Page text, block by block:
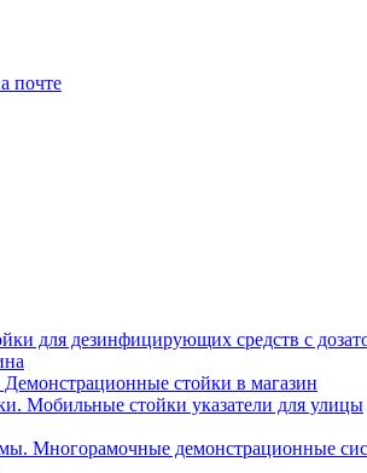
почте
для дезинфицирующих средств с
стойки в магазин
Мобильные стойки указатели для улицы
Многорамочные демонстрационные